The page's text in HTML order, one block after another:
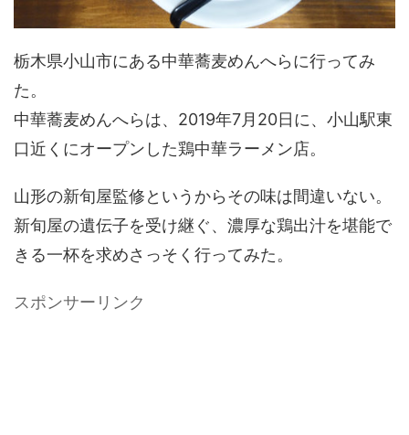
栃木県小山市にある中華蕎麦めんへらに行ってみ
た。
中華蕎麦めんへらは、2019年7月20日に、小山駅東
口近くにオープンした鶏中華ラーメン店。
山形の新旬屋監修というからその味は間違いない。
新旬屋の遺伝子を受け継ぐ、濃厚な鶏出汁を堪能で
きる一杯を求めさっそく行ってみた。
スポンサーリンク